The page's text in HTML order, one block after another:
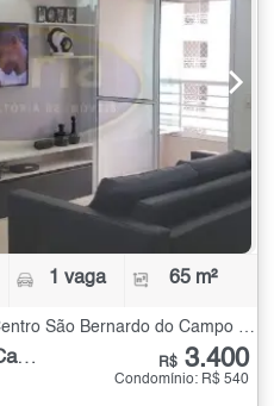
1 vaga 65 m²
Apartamento para Alugar no Centro São Bernardo do Campo com 2 quartos - 65 m²
Centro São Bernardo do Campo R$ 3.400
Condomínio: R$ 540